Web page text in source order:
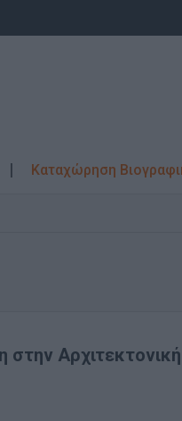
Καταχώρηση
στην Αρχιτεκτονική